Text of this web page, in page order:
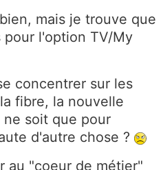
mais je trouve que
l'option TV/My
concentrer sur les
fibre, la nouvelle
ne soit que pour
d'autre chose ?
au "coeur de métier"